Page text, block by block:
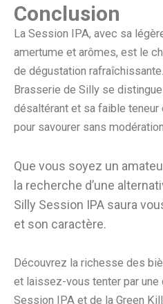
Conclusion
La Session IPA, avec sa
amertume et arômes, est le
de dégustation
Brasserie de Silly se
désaltérant et sa faible teneur
pour savourer sans modération.
Que vous soyez un
la recherche d’une
Silly Session IPA saura
et son caractère.
Découvrez la richesse des
et laissez-vous tenter par
Session IPA et de la Green